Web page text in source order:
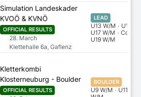
Simulation Landeskader
KVOÖ & KVNÖ
OFFICIAL RESULTS
28. March
Klettehalle 6a, Gaflenz
LEAD
U13 W/M · U15
U17 W/M ·
U19 W/M
Kletterkombi
Klosterneuburg - Boulder
OFFICIAL RESULTS
BOULDER
U9 W/M · U11 W/